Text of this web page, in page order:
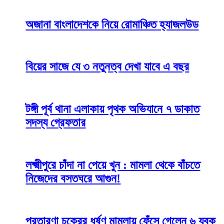
অজানা বাংলাদেশকে নিয়ে রোমাঞ্চিত হ্যাজলউড
বিয়ের সাজে যে ৩ নতুনত্ব দেখা যাবে এ বছর
টঙ্গী পূর্ব থানা এলাকায় পৃথক অভিযানে ৭ ডাকাত
সদস্য গ্রেফতার
লক্ষ্মীপুরে চাঁদা না পেয়ে খুন : মামলা থেকে বাঁচতে
নিজেদের বসতঘরে আগুন!
প্রতারণা চক্রের ধর্ষণ মামলায় ফেঁসে গেলেন ৬ যুবক